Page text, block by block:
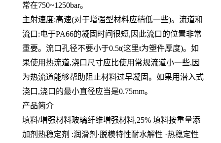
常在750~1250bar。
主射速度:高速(对于增强型材料应稍低一些)。流道和
流口:电于PA66的凝固时间很短,因此流口的位置非常
重要。流口孔径不要小于0.5t(这里t为塑件厚度)。如
果使用热流道,浇口尺寸应比使用常规流道小一些,因
为热流道能够帮助阻止材料过早凝固。如果用潜入式
浇口,浇口的最小直径应当是0.75mm。
产品简介
填料/増强材料玻璃纤维増强材料,25% 填料按重量添
加剂热稳定剂 :润滑剂·脱模特性耐水解性 ·热稳定性